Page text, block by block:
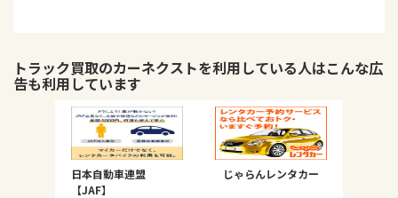
トラック買取のカーネクストを利用している人はこんな広
告も利用しています
日本自動車連盟
【JAF】
じゃらんレンタカー